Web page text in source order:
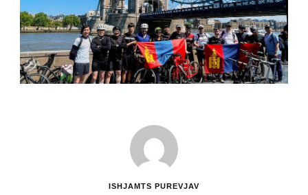
ISHJAMTS PUREVJAV